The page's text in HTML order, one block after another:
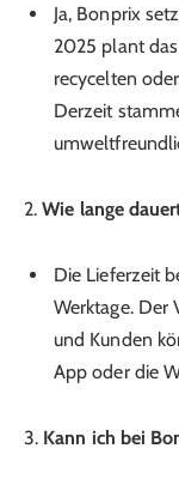
Ja, Bonprix
2025 plant
recycelten
Derzeit
2.Wie lange
Die Lieferzeit
Werktage. Der
und Kunden
App oder die
3. Kann ich bei